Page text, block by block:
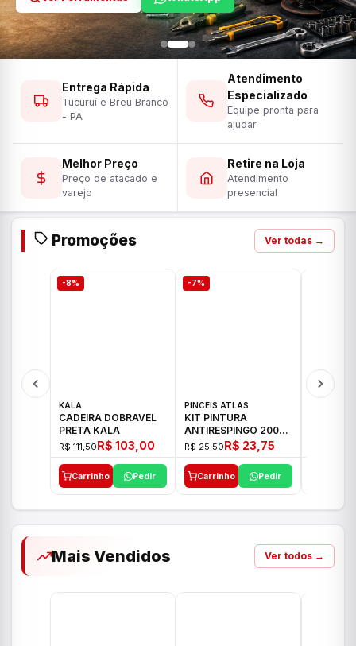
Entrega Rápida
Tucuruí e Breu Branco
- PA
Atendimento
Especializado
Equipe pronta para
ajudar
Melhor Preço
Preço de atacado e
varejo
Retire na Loja
Atendimento
presencial
Promoções Ver todas →
-8%
KALA
CADEIRA DOBRAVEL
PRETA KALA
R$ 111,50R$ 103,00
Carrinho Pedir
-7%
PINCEIS ATLAS
KIT PINTURA
ANTIRESPINGO 2003
ATLAS 03 PCS
R$ 25,50R$ 23,75
Carrinho Pedir
Mais Vendidos Ver todos →